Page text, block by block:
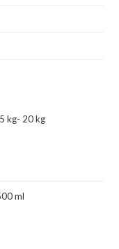
kg- 20 kg
ml